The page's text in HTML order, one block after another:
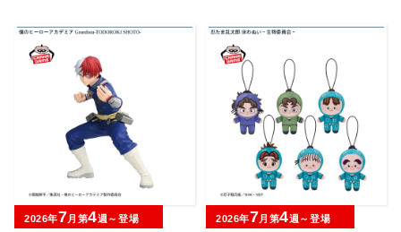
2026年7月第4週～登場 2026年7月第4週～登場